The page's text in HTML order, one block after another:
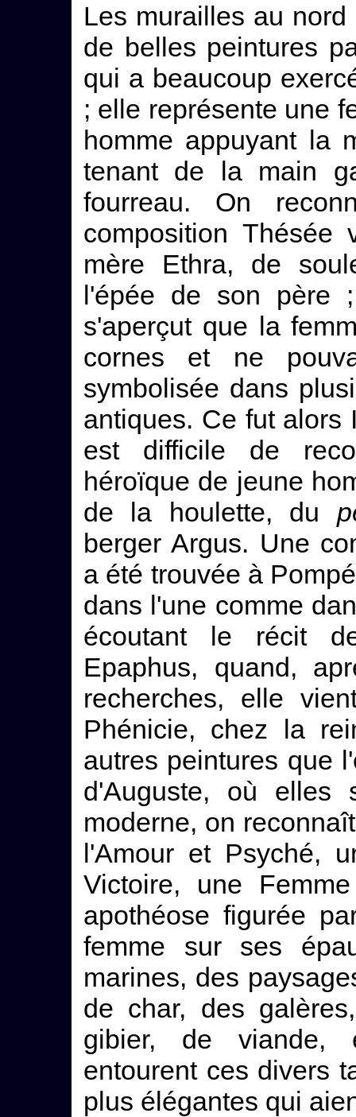
Les murailles au
de belles peintures
qui a beaucoup
; elle représente une
homme appuyant la
tenant de la main
fourreau. On
composition
mère Ethra, de
l'épée de son père
s'aperçut que la
cornes et ne
symbolisée dans
antiques. Ce fut alors
est difficile de
héroïque de jeune
de la houlette, du
berger Argus. Une
a été trouvée à
dans l'une comme
écoutant le récit
Epaphus, quand,
recherches, elle
Phénicie, chez la
autres peintures que
d'Auguste, où elles
moderne, on
l'Amour et Psyché,
Victoire, une
apothéose figurée
femme sur ses
marines, des
de char, des
gibier, de viande,
entourent ces divers
plus élégantes qui